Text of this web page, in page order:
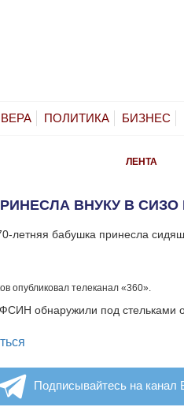
ВЕРА ПОЛИТИКА БИЗНЕС
ЛЕНТА
ВНУКУ В
летняя бабушка принесла
опубликовал телеканал «360».
обнаружили под
Подписывайтесь на канал